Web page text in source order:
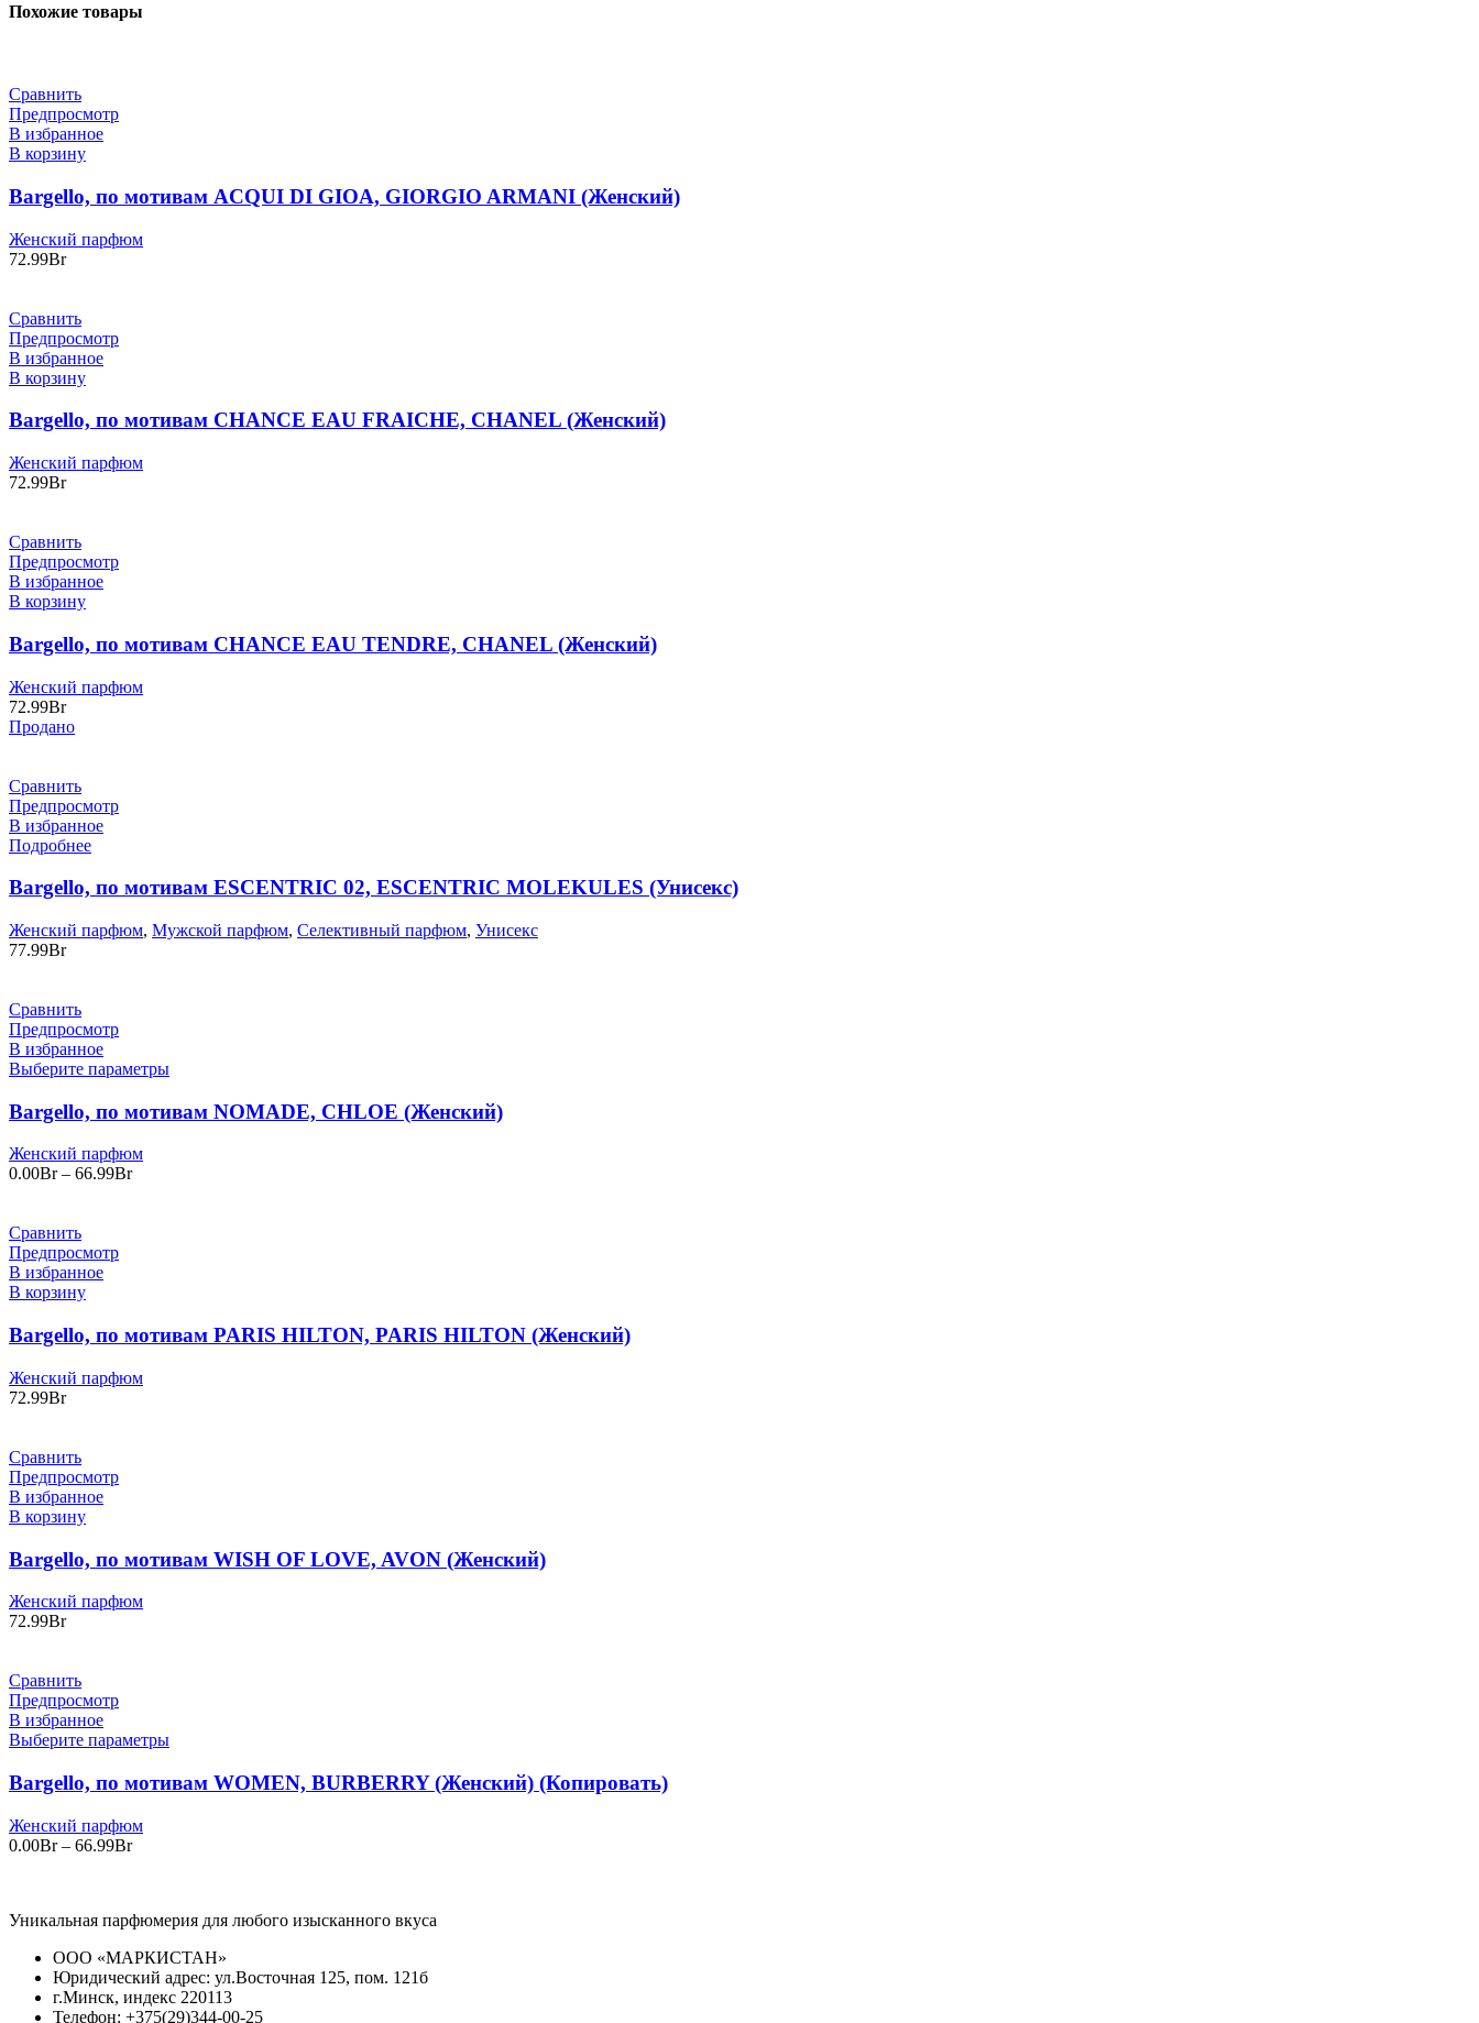
Похожие товары
Сравнить
Предпросмотр
В избранное
В корзину
Bargello, по мотивам ACQUI DI GIOA, GIORGIO ARMANI (Женский)
Женский парфюм
72.99Br
Сравнить
Предпросмотр
В избранное
В корзину
Bargello, по мотивам CHANCE EAU FRAICHE, CHANEL (Женский)
Женский парфюм
72.99Br
Сравнить
Предпросмотр
В избранное
В корзину
Bargello, по мотивам CHANCE EAU TENDRE, CHANEL (Женский)
Женский парфюм
72.99Br
Продано
Сравнить
Предпросмотр
В избранное
Подробнее
Bargello, по мотивам ESCENTRIC 02, ESCENTRIC MOLEKULES (Унисекс)
Женский парфюм, Мужской парфюм, Селективный парфюм, Унисекс
77.99Br
Сравнить
Предпросмотр
В избранное
Выберите параметры
Bargello, по мотивам NOMADE, CHLOE (Женский)
Женский парфюм
0.00Br – 66.99BrДиапазон
Сравнить
Предпросмотр
В избранное
В корзину
Bargello, по мотивам PARIS HILTON, PARIS HILTON (Женский)
Женский парфюм
72.99Br
Сравнить
Предпросмотр
В избранное
В корзину
Bargello, по мотивам WISH OF LOVE, AVON (Женский)
Женский парфюм
72.99Br
Сравнить
Предпросмотр
В избранное
Выберите параметры
Bargello, по мотивам WOMEN, BURBERRY (Женский) (Копировать)
Женский парфюм
0.00Br – 66.99BrДиапазон
66.99Br
Уникальная парфюмерия для любого изысканного вкуса
ООО «МАРКИСТАН»
Юридический адрес: ул.Восточная 125, пом. 121б
г.Минск, индекс 220113
Телефон: +375(29)344-00-25